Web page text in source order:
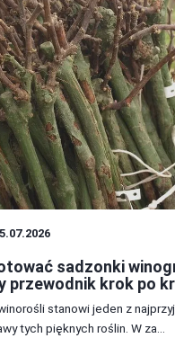
sadzonki
przewodnik krok po
stanowi jeden z
tych pięknych roślin. W za...